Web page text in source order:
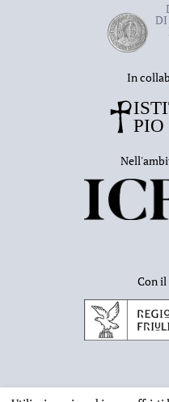
DI
In
Con il